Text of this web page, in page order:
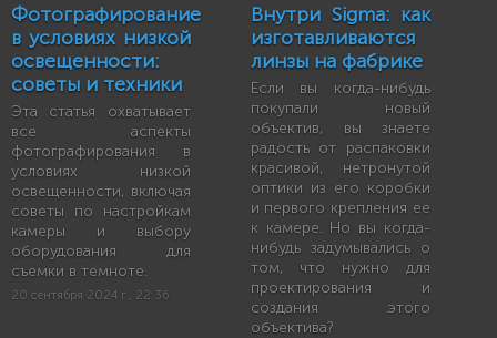
Фотографирование
в условиях низкой
освещенности:
советы и техники
Эта статья охватывает
все аспекты
фотографирования в
условиях низкой
освещенности, включая
советы по настройкам
камеры и выбору
оборудования для
съемки в темноте.
20 сентября 2024 г., 22:36
Внутри Sigma: как
изготавливаются
линзы на фабрике
Если вы когда-нибудь
покупали новый
объектив, вы знаете
радость от распаковки
красивой, нетронутой
оптики из его коробки
и первого крепления ее
к камере. Но вы когда-
нибудь задумывались о
том, что нужно для
проектирования и
создания этого
объектива?